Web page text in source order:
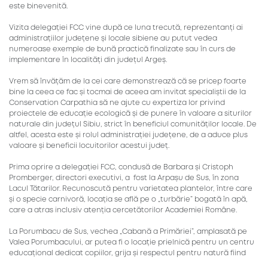
este binevenită.
Vizita delegației FCC vine după ce luna trecută, reprezentanți ai
administrațiilor județene și locale sibiene au putut vedea
numeroase exemple de bună practică finalizate sau în curs de
implementare în localități din județul Argeș.
Vrem să învățăm de la cei care demonstrează că se pricep foarte
bine la ceea ce fac și tocmai de aceea am invitat specialiștii de la
Conservation Carpathia să ne ajute cu expertiza lor privind
proiectele de educație ecologică și de punere în valoare a siturilor
naturale din județul Sibiu, strict în beneficiul comunităților locale. De
altfel, acesta este și rolul administrației județene, de a aduce plus
valoare și beneficii locuitorilor acestui județ.
Prima oprire a delegației FCC, condusă de Barbara și Cristoph
Promberger, directori executivi, a fost la Arpașu de Sus, în zona
Lacul Tătarilor. Recunoscută pentru varietatea plantelor, între care
și o specie carnivoră, locația se află pe o „turbărie” bogată în apă,
care a atras inclusiv atenția cercetătorilor Academiei Române.
La Porumbacu de Sus, vechea „Cabană a Primăriei”, amplasată pe
Valea Porumbacului, ar putea fi o locație prielnică pentru un centru
educațional dedicat copiilor, grija și respectul pentru natură fiind